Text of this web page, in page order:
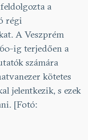
a
régi
A Veszprém
ig terjedően a
számára
kötetes
jelentkezik, s ezek
[Fotó: